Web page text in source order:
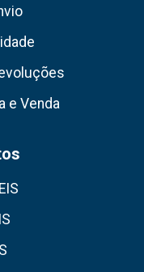
e Venda